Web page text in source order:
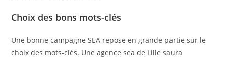
Choix des bons mots-clés
Une bonne campagne SEA repose en grande partie sur le
choix des mots-clés. Une agence sea de Lille saura